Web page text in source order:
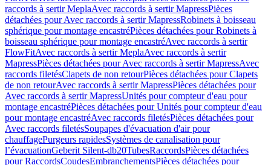
raccords à sertir MeplaAvec raccords à sertir MapressPièces
détachées pour Avec raccords à sertir MapressRobinets à boisseau
sphérique pour montage encastréPièces détachées pour Robinets à
boisseau sphérique pour montage encastréAvec raccords à sertir
FlowFitAvec raccords à sertir MeplaAvec raccords à sertir
MapressPièces détachées pour Avec raccords à sertir MapressAvec
raccords filetésClapets de non retourPièces détachées pour Clapets
de non retourAvec raccords à sertir MapressPièces détachées pour
Avec raccords à sertir MapressUnités pour compteur d'eau pour
montage encastréPièces détachées pour Unités pour compteur d'eau
pour montage encastréAvec raccords filetésPièces détachées pour
Avec raccords filetésSoupapes d'évacuation d'air pour
chauffagePurgeurs rapidesSystèmes de canalisation pour
l’évacuationGeberit Silent-db20TubesRaccordsPièces détachées
pour RaccordsCoudesEmbranchementsPièces détachées pour